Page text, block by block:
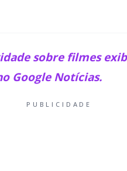
sobre filmes
Google Notícias.
PUBLICIDADE